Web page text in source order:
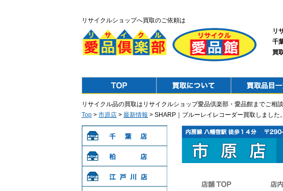
リサイクルショップへ買取のご依頼は
リ
千
買
リサイクル品の買取はリサイクルショップ愛品倶楽部・愛品館までご相談
Top > 市原店 > 最新情報 > SHARP｜ブルーレイレコーダー買取しました。